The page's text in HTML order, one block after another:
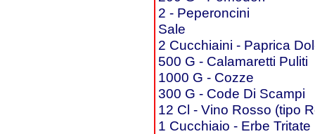
2 - Peperoncini
Sale
2 Cucchiaini - Paprica
500 G - Calamaretti Puliti
1000 G - Cozze
300 G - Code Di Scampi
12 Cl - Vino Rosso (tipo
1 Cucchiaio - Erbe